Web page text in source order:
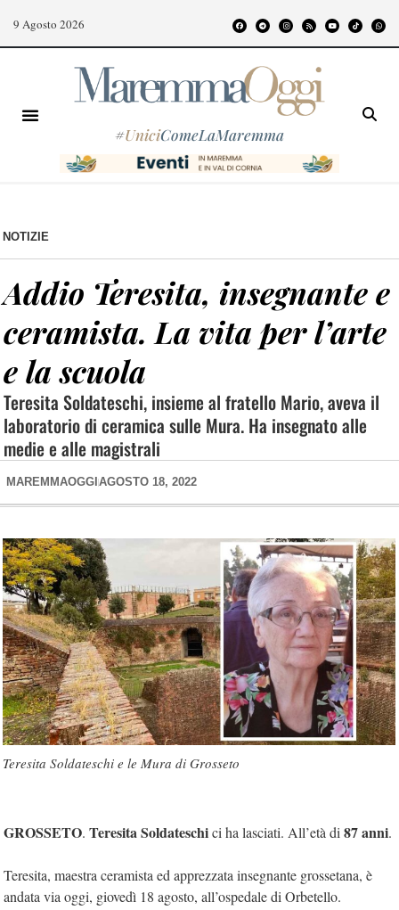
9 Agosto 2026
#UniciComeLaMaremma
NOTIZIE
Addio Teresita, insegnante e
ceramista. La vita per l’arte
e la scuola
Teresita Soldateschi, insieme al fratello Mario, aveva il
laboratorio di ceramica sulle Mura. Ha insegnato alle
medie e alle magistrali
MAREMMAOGGI AGOSTO 18, 2022
Teresita Soldateschi e le Mura di Grosseto
GROSSETO. Teresita Soldateschici ha lasciati. All’età di 87 anni.
Teresita, maestra ceramista ed apprezzata insegnante grossetana, è
andata via oggi, giovedì 18 agosto, all’ospedale di Orbetello.